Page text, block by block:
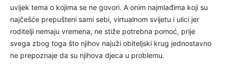
uvijek tema o kojima se ne govori. A onim najmlađima koji su
najčešće prepušteni sami sebi, virtualnom svijetu i ulici jer
roditelji nemaju vremena, ne stiže potrebna pomoć, prije
svega zbog toga što njihov najuži obiteljski krug jednostavno
ne prepoznaje da su njihova djeca u problemu.